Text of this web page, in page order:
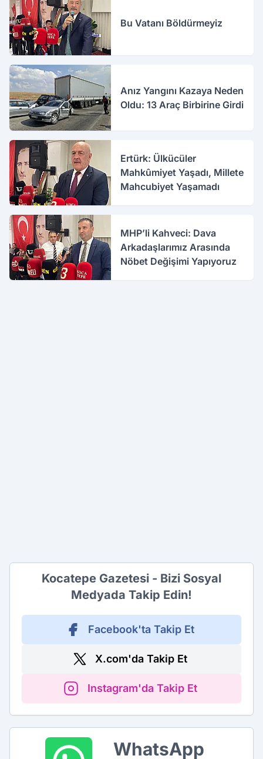
Bu Vatanı Böldürmeyiz
Anız Yangını Kazaya Neden
Oldu: 13 Araç Birbirine Girdi
Ertürk: Ülkücüler
Mahkûmiyet Yaşadı, Millete
Mahcubiyet Yaşamadı
MHP’li Kahveci: Dava
Arkadaşlarımız Arasında
Nöbet Değişimi Yapıyoruz
Kocatepe Gazetesi - Bizi Sosyal
Medyada Takip Edin!
Facebook'ta Takip Et
X.com'da Takip Et
Instagram'da Takip Et
WhatsApp